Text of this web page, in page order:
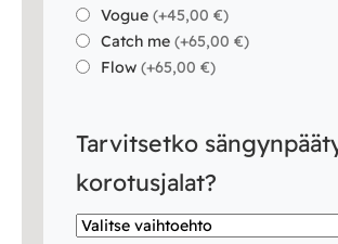
Vogue (+45,00 €)
Catch me (+65,00 €)
Flow (+65,00 €)
Tarvitsetko
korotusjalat?